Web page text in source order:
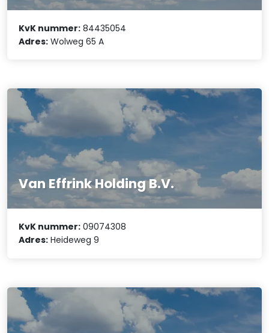
KvK nummer: 84435054
Adres: Wolweg 65 A
Van Effrink Holding B.V.
KvK nummer: 09074308
Adres: Heideweg 9